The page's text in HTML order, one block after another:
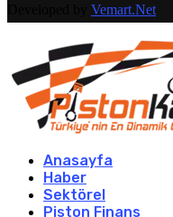
Vemart.Net
Anasayfa
Haber
Sektörel
Piston Finans